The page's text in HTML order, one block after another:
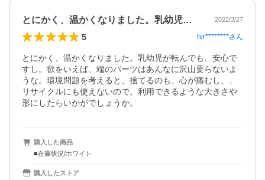
とにかく、温かくなりました。乳幼児が転… 2022/3/27
5 hir********さん
とにかく、温かくなりました。乳幼児が転んでも、安心で
すし。欲をいえば、端のパーツはあんなに沢山要らないよ
うな。環境問題を考えると、捨てるのも、心が痛むし、、
リサイクルにも使えないので。利用できるような大きさや
形にしたらいかがでしょうか。
購入した商品
■在庫状況/ホワイト
購入したストア